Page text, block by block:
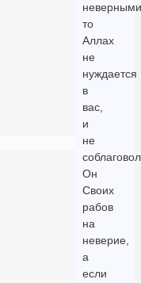
то
Аллах
не
нуждается
в
вас,
и
не
Он
Своих
рабов
на
неверие,
а
если